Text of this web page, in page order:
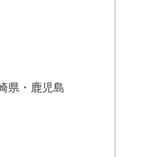
県・鹿児島